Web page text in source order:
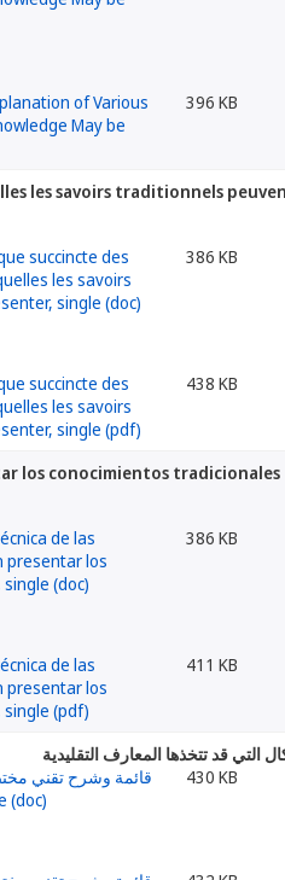
396 KB
les savoirs traditionnels
386 KB
438 KB
los conocimientos tradicionales
386 KB
411 KB
قد تتخذها المعارف التقليدية
430 KB